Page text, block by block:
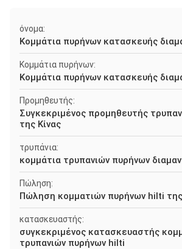
όνομα:
Κομμάτια πυρήνων κατασκευής
Κομμάτια πυρήνων:
Κομμάτια πυρήνων κατασκευής
Προμηθευτής:
Συγκεκριμένος προμηθευτής
της Κίνας
τρυπάνια:
κομμάτια τρυπανιών πυρήνων
Πώληση:
Πώληση κομματιών πυρήνων hilti της
κατασκευαστής:
συγκεκριμένος κατασκευαστής
τρυπανιών πυρήνων hilti